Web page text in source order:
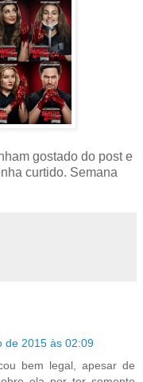
gostado do post e
curtido. Semana
de 2015 às 02:09
bem legal, apesar de